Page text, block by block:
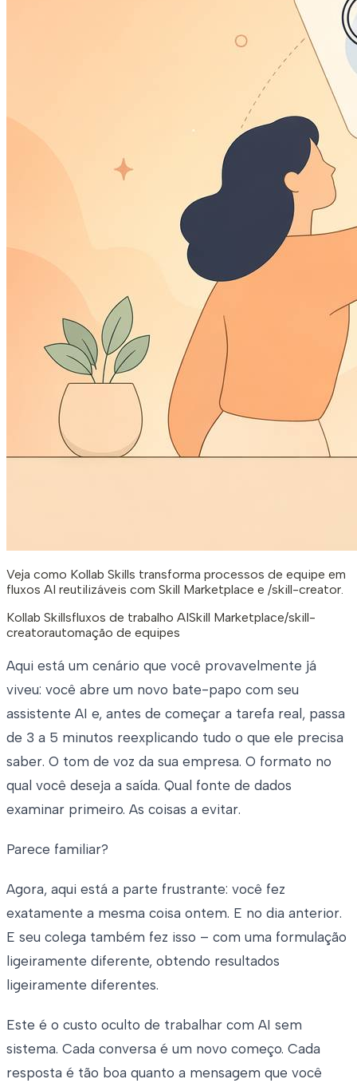
Veja como Kollab Skills transforma processos de equipe em
fluxos AI reutilizáveis com Skill Marketplace e /skill-creator.
Kollab Skillsfluxos de trabalho AISkill Marketplace/skill-
creatorautomação de equipes
Aqui está um cenário que você provavelmente já
viveu: você abre um novo bate-papo com seu
assistente AI e, antes de começar a tarefa real, passa
de 3 a 5 minutos reexplicando tudo o que ele precisa
saber. O tom de voz da sua empresa. O formato no
qual você deseja a saída. Qual fonte de dados
examinar primeiro. As coisas a evitar.
Parece familiar?
Agora, aqui está a parte frustrante: você fez
exatamente a mesma coisa ontem. E no dia anterior.
E seu colega também fez isso – com uma formulação
ligeiramente diferente, obtendo resultados
ligeiramente diferentes.
Este é o custo oculto de trabalhar com AI sem
sistema. Cada conversa é um novo começo. Cada
resposta é tão boa quanto a mensagem que você